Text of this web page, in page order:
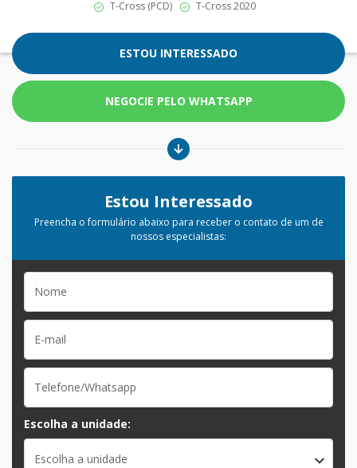
T-Cross (PCD) T-Cross 2020
ESTOU INTERESSADO
NEGOCIE PELO WHATSAPP
Estou Interessado
Preencha o formulário abaixo para receber o contato de um de
nossos especialistas:
Escolha a unidade:
Escolha a unidade